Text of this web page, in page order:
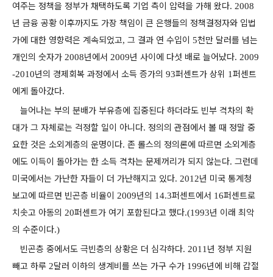
여주는 정책을 정부가 채택하도록 기업 측이 압력을 가해 왔다. 2008
년 금융 공황 이후까지도 가장 책임이 큰 은행들의 정책결정자와 입법
가에 대한 영향력은 계속되었고, 그 결과 연 수입이 5천만 달러를 넘는
개인의 숫자가 2008년에서 2009년 사이에 다섯 배로 늘어났다. 2009
-2010년의 경제회복 과정에서 소득 증가의 93퍼센트가 상위 1퍼센트
에게 돌아갔다.
늘어나는 부의 분배가 부유층에 집중된다 하더라도 빈부 격차의 확
대가 그 자체로는 걱정할 일이 아니다. 정의의 관점에서 볼 때 정말 중
요한 것은 소외계층의 운명이다. 존 롤스의 정의론에 따르면 소외계층
에도 이득이 돌아가는 한 소득 격차는 문제꺼리가 되지 않는다. 그런데
미국에서는 가난한 자들이 더 가난해지고 있다. 2012년 미국 통계청
보고에 따르면 빈곤층 비율이 2009년의 14.3퍼센트에서 16퍼센트로
치솟고 아동의 20퍼센트가 여기 포함된다고 했다.(1993년 이래 최악
의 수준이다.)
빈곤층 중에서도 극빈층의 상황은 더 심각하다. 2011 년 정부 지원
빼고 하루 2달러 이하의 생계비를 쓰는 가구 수가 1996년에 비해 갑절